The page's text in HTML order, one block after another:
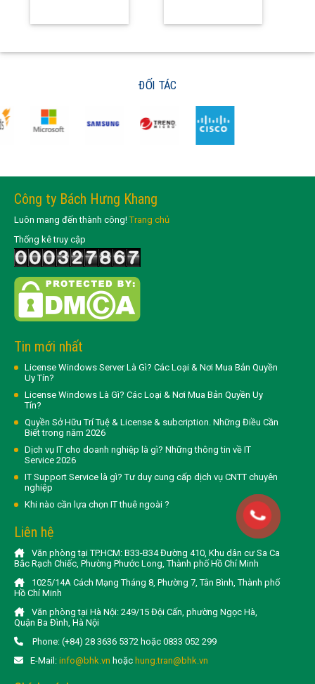
ĐỐI TÁC
Công ty Bách Hưng Khang
Luôn mang đến thành công!Trang chủ
Thống kê truy cập
Tin mới nhất
License Windows Server Là Gì? Các Loại & Nơi Mua Bản Quyền
Uy Tín?
License Windows Là Gì? Các Loại & Nơi Mua Bản Quyền Uy
Tín?
Quyền Sở Hữu Trí Tuệ & License & subcription. Những Điều Cần
Biết trong năm 2026
Dịch vụ IT cho doanh nghiệp là gì? Những thông tin về IT
Service 2026
IT Support Service là gì? Tư duy cung cấp dịch vụ CNTT chuyên
nghiệp
Khi nào cần lựa chọn IT thuê ngoài ?
Liên hệ
Văn phòng tại TP.HCM: B33-B34 Đường 410, Khu dân cư Sa Ca
Bắc Rạch Chiếc, Phường Phước Long, Thành phố Hồ Chí Minh
1025/14A Cách Mạng Tháng 8, Phường 7, Tân Bình, Thành phố
Hồ Chí Minh
Văn phòng tại Hà Nội: 249/15 Đội Cấn, phường Ngọc Hà,
Quận Ba Đình, Hà Nội
Phone: (+84) 28 3636 5372 hoặc 0833 052 299
E-Mail: info@bhk.vn hoặc hung.tran@bhk.vn